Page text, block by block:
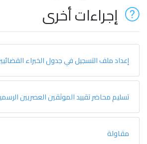
إجراءات أخرى
إعداد ملف التسجيل في جدول الخبراء
تسليم محاضر تقييد الموثقين العصريين
مقاولة